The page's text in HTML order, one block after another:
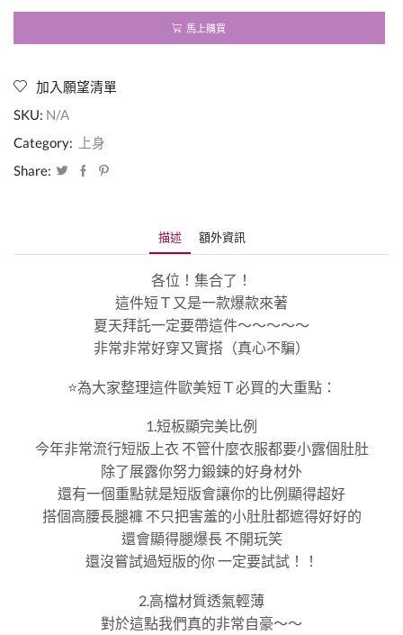
歐
質
絕
要
包
色
數
量
馬上購買
加入願望清單
SKU: N/A
Category:
上身
Share:
描述 額外資訊
各位！集合了！
這件短Ｔ又是一款爆款來著
夏天拜託一定要帶這件～～～～～
非常非常好穿又實搭（真心不騙）
⭐️為大家整理這件歐美短Ｔ必買的大重點：
1.短板顯完美比例
今年非常流行短版上衣 不管什麼衣服都要小露個肚肚
除了展露你努力鍛鍊的好身材外
還有一個重點就是短版會讓你的比例顯得超好
搭個高腰長腿褲 不只把害羞的小肚肚都遮得好好的
還會顯得腿爆長 不開玩笑
還沒嘗試過短版的你 一定要試試！！
2.高檔材質透氣輕薄
對於這點我們真的非常自豪～～